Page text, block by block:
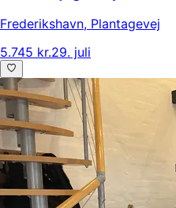
Frederikshavn, Plantagevej
5.745 kr.29. juli